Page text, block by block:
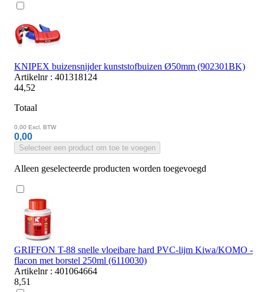
KNIPEX buizensnijder kunststofbuizen Ø50mm (902301BK)
Artikelnr : 401318124
44,52
Totaal
0,00 Excl. BTW
0,00
Selecteer een product om toe te voegen
Alleen geselecteerde producten worden toegevoegd
GRIFFON T-88 snelle vloeibare hard PVC-lijm Kiwa/KOMO -
flacon met borstel 250ml (6110030)
Artikelnr : 401064664
8,51